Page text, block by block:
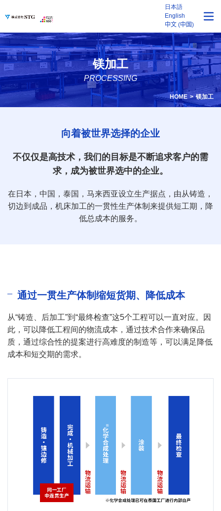
日本語
English
中文 (中国)
镁加工
PROCESSING
HOME 镁加工
向着被世界选择的企业
不仅仅是高技术，我们的目标是不断追求客户的需
求，成为被世界选中的企业。
在日本，中国，泰国，马来西亚设立生产据点，由从铸造，
切边到成品，机床加工的一贯性生产体制来提供短工期，降
低总成本的服务。
通过一贯生产体制缩短货期、降低成本
从“铸造、后加工”到“最终检查”这5个工程可以一直对应。因
此，可以降低工程间的物流成本，通过技术合作来确保品
质，通过综合性的提案进行高难度的制造等，可以满足降低
成本和短交期的需求。